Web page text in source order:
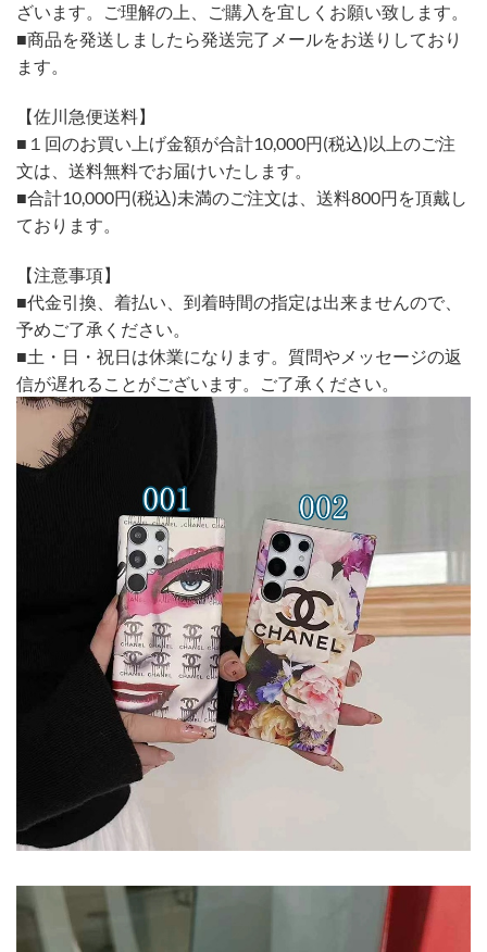
ざいます。ご理解の上、ご購入を宜しくお願い致します。
■商品を発送しましたら発送完了メールをお送りしており
ます。
【佐川急便送料】
■１回のお買い上げ金額が合計10,000円(税込)以上のご注
文は、送料無料でお届けいたします。
■合計10,000円(税込)未満のご注文は、送料800円を頂戴し
ております。
【注意事項】
■代金引換、着払い、到着時間の指定は出来ませんので、
予めご了承ください。
■土・日・祝日は休業になります。質問やメッセージの返
信が遅れることがございます。ご了承ください。